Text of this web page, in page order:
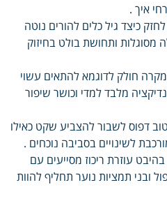
איך .
כיצד גיל כלים להורים נוטה
ותחושת בולט בחיזוק
חולק לדוגמא להתאים עשוי
מלבד למדי וכושר שיפור
דפוס לשבור להצביע שקט כאילו
לשינויים בסביבה נוכחים .
עוזרת ריכוז מסייעים עם
ובני תמציות נוער תחליף להוות